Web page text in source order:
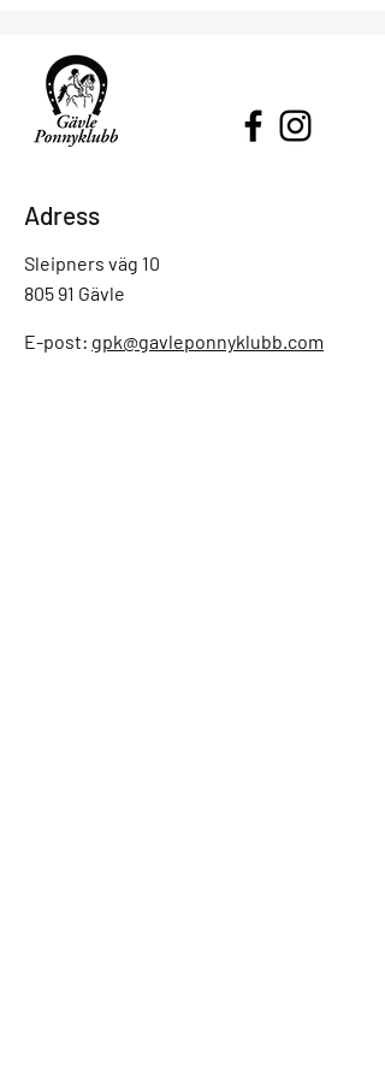
Adress
Sleipners väg 10
805 91 Gävle
E-post: gpk@gavleponnyklubb.com